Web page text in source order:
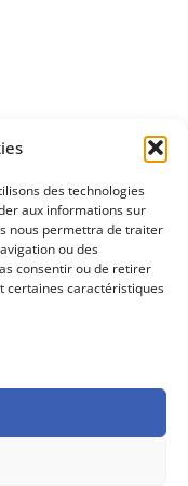
des technologies
aux informations sur
nous permettra de traiter
ou des
consentir ou de retirer
certaines caractéristiques
est